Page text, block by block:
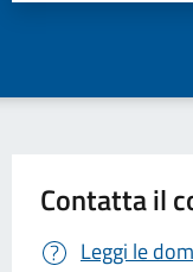
Contatta il
Leggi le